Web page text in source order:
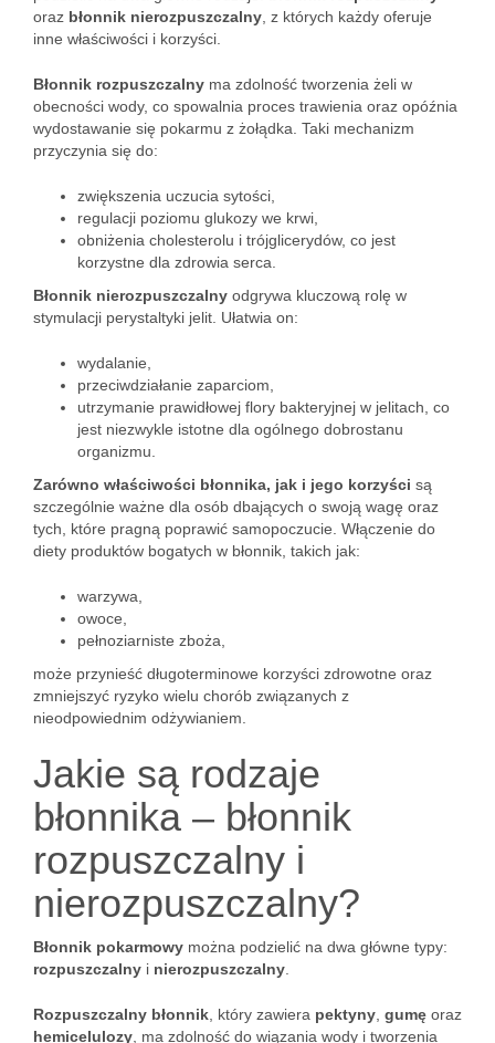
oraz błonnik nierozpuszczalny , z których każdy oferuje
inne właściwości i korzyści.
Błonnik rozpuszczalny ma zdolność tworzenia żeli w
obecności wody, co spowalnia proces trawienia oraz opóźnia
wydostawanie się pokarmu z żołądka. Taki mechanizm
przyczynia się do:
zwiększenia uczucia sytości,
regulacji poziomu glukozy we krwi,
obniżenia cholesterolu i trójglicerydów, co jest
korzystne dla zdrowia serca.
Błonnik nierozpuszczalny odgrywa kluczową rolę w
stymulacji perystaltyki jelit. Ułatwia on:
wydalanie,
przeciwdziałanie zaparciom,
utrzymanie prawidłowej flory bakteryjnej w jelitach, co
jest niezwykle istotne dla ogólnego dobrostanu
organizmu.
Zarówno właściwości błonnika, jak i jego korzyści są
szczególnie ważne dla osób dbających o swoją wagę oraz
tych, które pragną poprawić samopoczucie. Włączenie do
diety produktów bogatych w błonnik, takich jak:
warzywa,
owoce,
pełnoziarniste zboża,
może przynieść długoterminowe korzyści zdrowotne oraz
zmniejszyć ryzyko wielu chorób związanych z
nieodpowiednim odżywianiem.
Jakie są rodzaje
błonnika – błonnik
rozpuszczalny i
nierozpuszczalny?
Błonnik pokarmowy można podzielić na dwa główne typy:
rozpuszczalny i nierozpuszczalny
Rozpuszczalny błonnik , który zawiera pektyny gumę oraz
hemicelulozy , ma zdolność do wiązania wody i tworzenia